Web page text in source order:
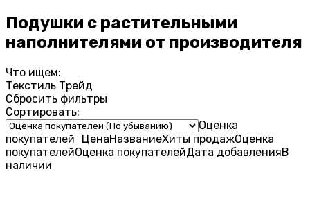
Подушки с растительными
наполнителями от производителя
Что ищем:
Текстиль Трейд
Сбросить фильтры
Сортировать:
Оценка
покупателей
ЦенаНазваниеХиты продажОценка
покупателейОценка покупателейДата добавленияВ
наличии